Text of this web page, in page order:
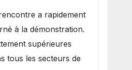
a rapidement
à la démonstration.
supérieures
tous les secteurs de